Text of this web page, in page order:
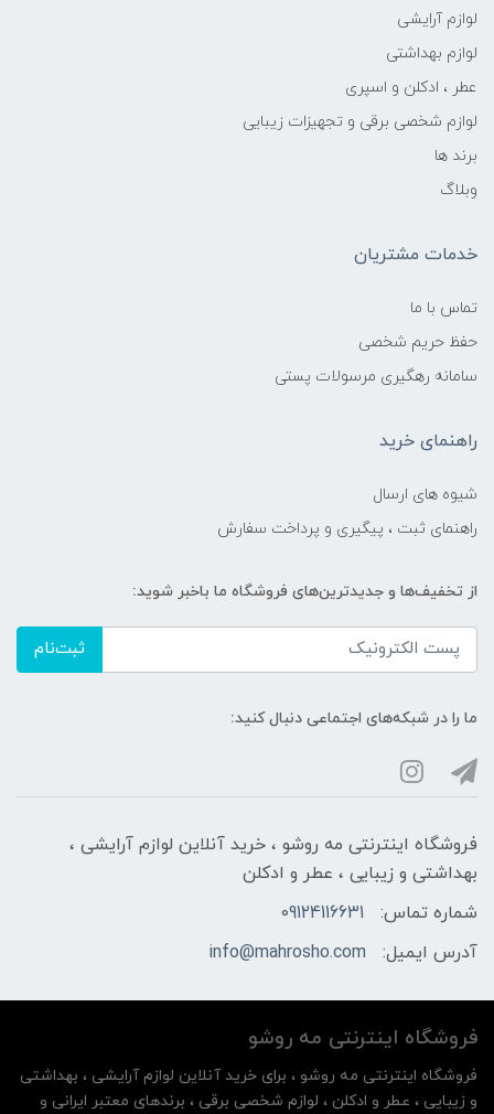
لوازم آرایشی
لوازم بهداشتی
عطر ، ادکلن و اسپری
لوازم شخصی برقی و تجهیزات زیبایی
برند ها
وبلاگ
خدمات مشتریان
تماس با ما
حفظ حریم شخصی
سامانه رهگیری مرسولات پستی
راهنمای خرید
شیوه های ارسال
راهنمای ثبت ، پیگیری و پرداخت سفارش
از تخفیف‌ها و جدیدترین‌های فروشگاه ما باخبر شوید:
ثبت‌نام
ما را در شبکه‌های اجتماعی دنبال کنید:
فروشگاه اینترنتی مه‌ رو‌شو ، خرید آنلاین لوازم آرایشی ،
بهداشتی و زیبایی ، عطر و ادکلن
شماره تماس:
09124116631
آدرس ایمیل:
info@mahrosho.com
فروشگاه اینترنتی مه‌ رو‌شو
فروشگاه اینترنتی مه‌ رو‌شو ، برای خرید آنلاین لوازم آرایشی ، بهداشتی
و زیبایی ، عطر و ادکلن ، لوازم شخصی برقی ، برندهای معتبر ایرانی و